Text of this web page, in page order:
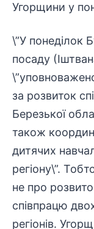
Угорщини у
\”У понеділок
посаду
за розвиток
Березької
також
дитячих
регіону\”.
не про
співпрацю
регіонів.